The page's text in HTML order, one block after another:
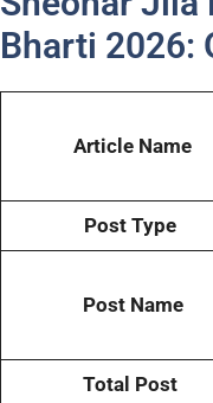
Bharti 2026:
Article Name
Post Type
Post Name
Total Post